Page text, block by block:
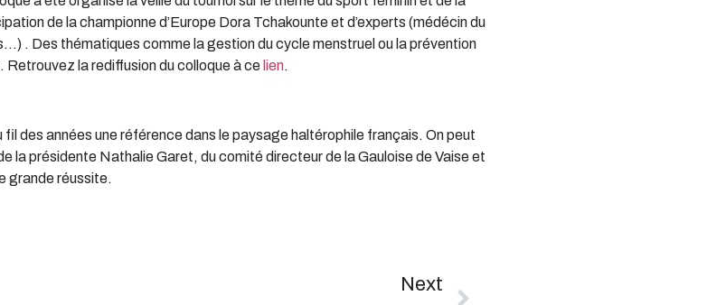
de la championne d’Europe Dora Tchakounte et d’experts (médécin du
. Des thématiques comme la gestion du cycle menstruel ou la prévention
la rediffusion du colloque à ce lien.
fil des années une référence dans le paysage haltérophile français. On peut
la présidente Nathalie Garet, du comité directeur de la Gauloise de Vaise et
grande réussite.
Next